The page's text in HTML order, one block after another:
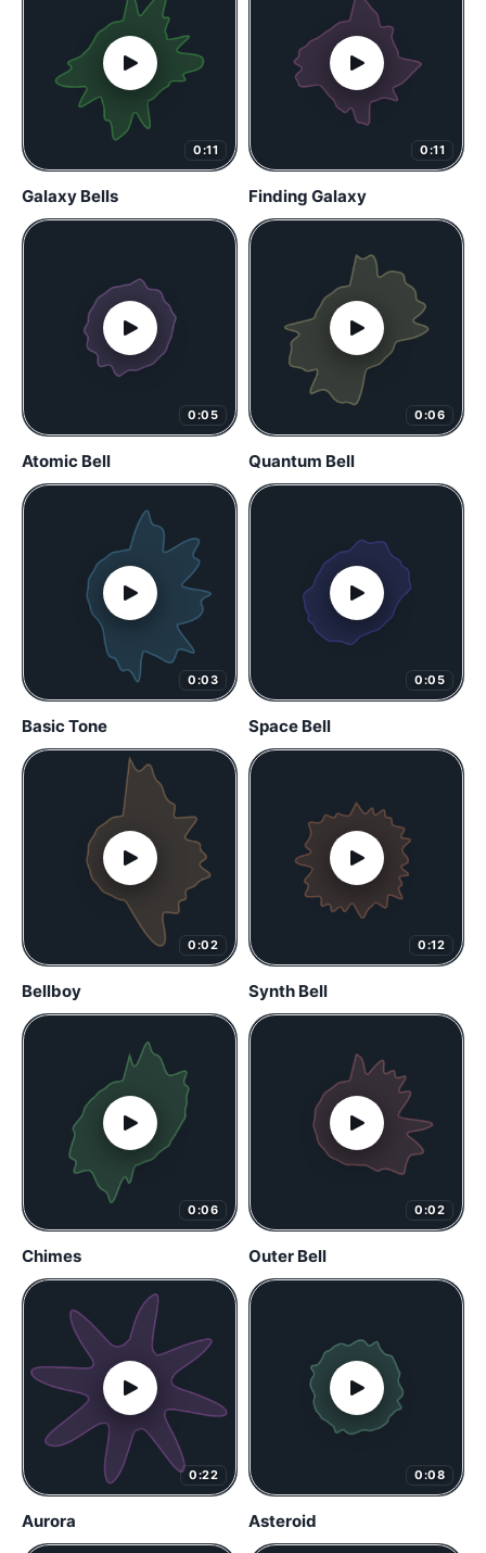
0:11
Galaxy Bells
0:11
Finding Galaxy
0:05
Atomic Bell
0:06
Quantum Bell
0:03
Basic Tone
0:05
Space Bell
0:02
Bellboy
0:12
Synth Bell
0:06
Chimes
0:02
Outer Bell
0:22
Aurora
0:08
Asteroid